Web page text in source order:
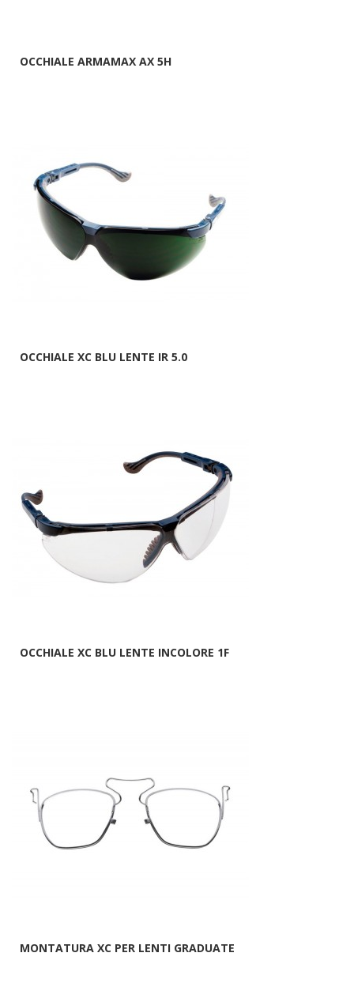
OCCHIALE ARMAMAX AX 5H
OCCHIALE XC BLU LENTE IR 5.0
OCCHIALE XC BLU LENTE INCOLORE 1F
MONTATURA XC PER LENTI GRADUATE